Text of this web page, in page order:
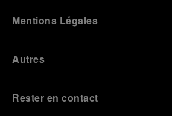
Mentions Légales
Autres
Rester en contact